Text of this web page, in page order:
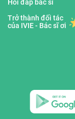
Hỏi đáp bác sĩ
Trở thành đối tác
của IVIE - Bác sĩ ơi